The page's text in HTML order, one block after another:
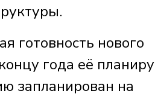
готовность нового
года её
запланирован на